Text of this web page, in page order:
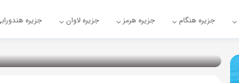
جزیره هنگام جزیره هرمز جزیره لاوان جزیره